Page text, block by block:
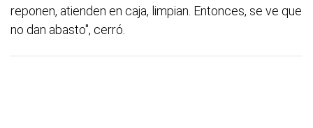
reponen, atienden en caja, limpian. Entonces, se ve que
no dan abasto", cerró.